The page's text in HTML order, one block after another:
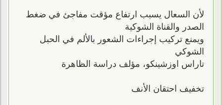
لأن السعال يسبب ارتفاع مؤقت مفاجئ في ضغط
الصدر والقناة الشوكية
ويمنع تركيب إجراءات الشعور بالألم في الحبل
الشوكي
تاراس اوزشينكو، مؤلف دراسة الظاهرة
تخفيف احتقان الأنف